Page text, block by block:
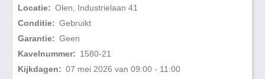
Locatie: Olen, Industrielaan 41
Conditie: Gebruikt
Garantie: Geen
Kavelnummer: 1580-21
Kijkdagen: 07 mei 2026 van 09:00 - 11:00